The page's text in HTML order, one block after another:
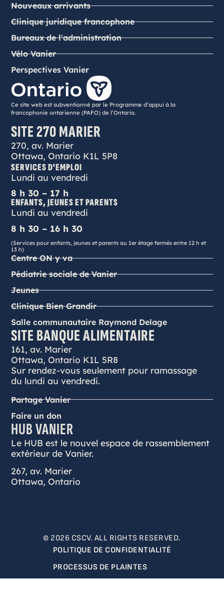
Nouveaux arrivants
Clinique juridique francophone
Bureaux de l'administration
Vélo Vanier
Perspectives Vanier
Ce site web est subventionné par le Programme d’appui à la
francophonie ontarienne (PAFO) de l’Ontario.
SITE 270 MARIER
270, av. Marier
Ottawa, Ontario K1L 5P8
SERVICES D'EMPLOI
Lundi au vendredi
8 h 30 – 17 h
ENFANTS, JEUNES ET PARENTS
Lundi au vendredi
8 h 30 – 16 h 30
(Services pour enfants, jeunes et parents au 1er étage fermés entre 12 h et
13 h)
Centre ON y va
Pédiatrie sociale de Vanier
Jeunes
Clinique Bien Grandir
Salle communautaire Raymond Delage
SITE BANQUE ALIMENTAIRE
161, av. Marier
Ottawa, Ontario K1L 5R8
Sur rendez-vous seulement pour ramassage
du lundi au vendredi.
Partage Vanier
Faire un don
HUB VANIER
Le HUB est le nouvel espace de rassemblement
extérieur de Vanier.
267, av. Marier
Ottawa, Ontario
© 2026 CSCV. ALL RIGHTS RESERVED.
POLITIQUE DE CONFIDENTIALITÉ
PROCESSUS DE PLAINTES